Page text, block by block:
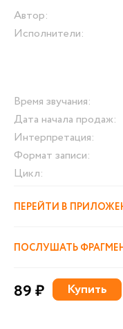
Автор:
Исполнители:
Время звучания:
Дата начала продаж:
Интерпретация:
Формат записи:
Цикл:
ПЕРЕЙТИ В
ПОСЛУШАТЬ
89 ₽ Купить